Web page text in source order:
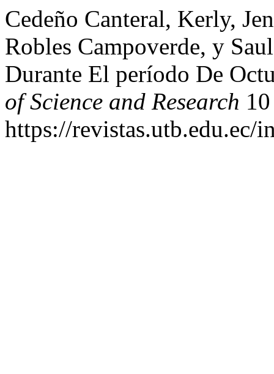
Cedeño Canteral, Kerly,
Robles Campoverde, y
Durante El período De
of Science and Research
https://revistas.utb.edu.ec/